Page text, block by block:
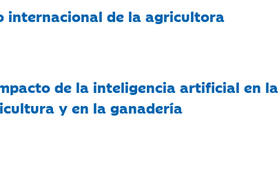
internacional de la agricultora
de la inteligencia artificial en la
y en la ganadería